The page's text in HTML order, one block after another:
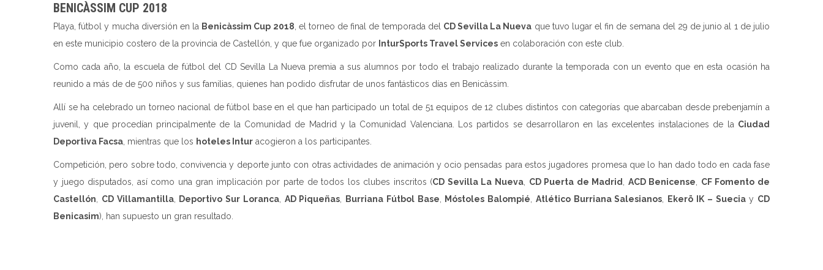
BENICÀSSIM CUP 2018
Playa, fútbol y mucha diversión en la Benicàssim Cup 2018 , el torneo de final de temporada del CD Sevilla La Nueva que tuvo lugar el fin de semana del 29 de junio al 1 de julio
en este municipio costero de la provincia de Castellón, y que fue organizado por InturSports Travel Services en colaboración con este club.
Como cada año, la escuela de fútbol del CD Sevilla La Nueva premia a sus alumnos por todo el trabajo realizado durante la temporada con un evento que en esta ocasión ha
reunido a más de de 500 niños y sus familias, quienes han podido disfrutar de unos fantásticos días en Benicàssim.
Allí se ha celebrado un torneo nacional de fútbol base en el que han participado un total de 51 equipos de 12 clubes distintos con categorías que abarcaban desde prebenjamín a
juvenil, y que procedían principalmente de la Comunidad de Madrid y la Comunidad Valenciana. Los partidos se desarrollaron en las excelentes instalaciones de la Ciudad
Deportiva Facsa , mientras que los hoteles Intur acogieron a los participantes.
Competición, pero sobre todo, convivencia y deporte junto con otras actividades de animación y ocio pensadas para estos jugadores promesa que lo han dado todo en cada fase
y juego disputados, así como una gran implicación por parte de todos los clubes inscritos (CD Sevilla La Nueva CD Puerta de Madrid ACD Benicense
CF Fomento de
Castellón
CD Villamantilla, Deportivo Sur Loranca, AD Piqueñas Burriana Fútbol Base Móstoles Balompié Atlético Burriana Salesianos Ekerö IK – Sueciay CD
Benicasim), han supuesto un gran resultado.